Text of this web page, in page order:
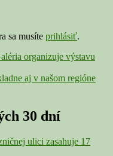
sa musíte prihlásiť.
organizuje výstavu
aj v našom regióne
30 dní
ulici zasahuje 17